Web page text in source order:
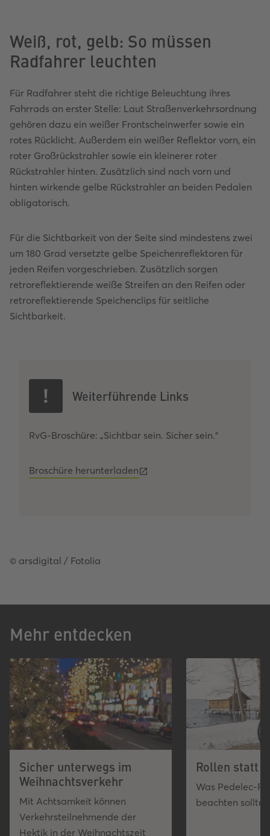
Weiß, rot, gelb: So müssen
Radfahrer leuchten
Für Radfahrer steht die richtige Beleuchtung ihres
Fahrrads an erster Stelle: Laut Straßenverkehrsordnung
gehören dazu ein weißer Frontscheinwerfer sowie ein
rotes Rücklicht. Außerdem ein weißer Reflektor vorn, ein
roter Großrückstrahler sowie ein kleinerer roter
Rückstrahler hinten. Zusätzlich sind nach vorn und
hinten wirkende gelbe Rückstrahler an beiden Pedalen
obligatorisch.
Für die Sichtbarkeit von der Seite sind mindestens zwei
um 180 Grad versetzte gelbe Speichenreflektoren für
jeden Reifen vorgeschrieben. Zusätzlich sorgen
retroreflektierende weiße Streifen an den Reifen oder
retroreflektierende Speichenclips für seitliche
Sichtbarkeit.
Weiterführende Links
RvG-Broschüre: „Sichtbar sein. Sicher sein."
Broschüre herunterladen
© arsdigital / Fotolia
Mehr entdecken
Sicher unterwegs im
Weihnachtsverkehr
Mit Achtsamkeit können
Verkehrsteilnehmende der
Hektik in der Weihnachtszeit
Rollen statt
Was Pedelec-
beachten